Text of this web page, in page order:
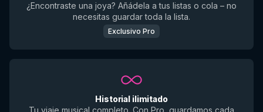
¿Encontraste una joya? Añádela a tus listas o cola – no
necesitas guardar toda la lista.
Exclusivo Pro
Historial ilimitado
Tu viaje musical completo. Con Pro, guardamos cada